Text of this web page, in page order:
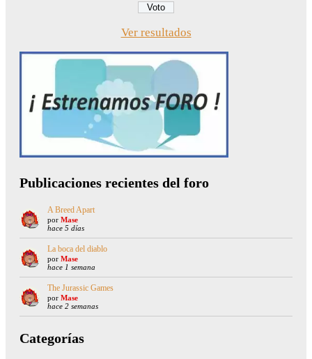
Ver resultados
Publicaciones recientes del foro
A Breed Apart
por Mase
hace 5 días
La boca del diablo
por Mase
hace 1 semana
The Jurassic Games
por Mase
hace 2 semanas
Categorías